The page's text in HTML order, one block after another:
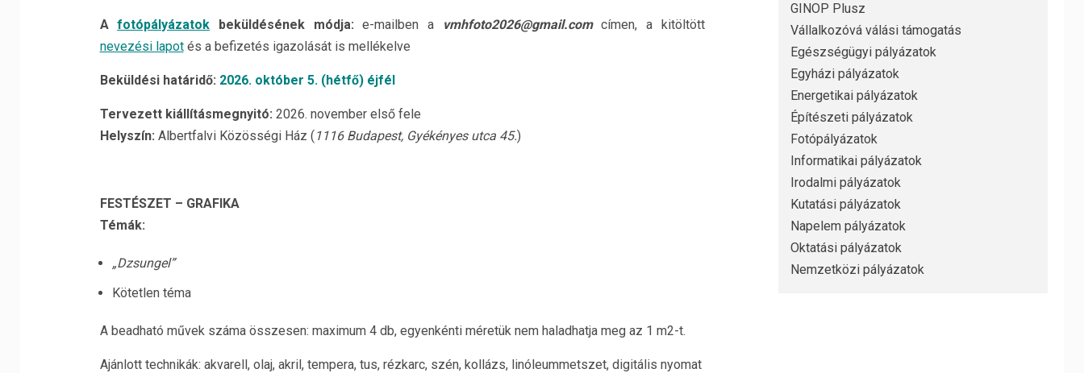
Afotópályázatok beküldésének módja: e-mailben a vmhfoto2026@gmail.comcímen, a kitöltött
nevezési lapotés a befizetés igazolását is mellékelve
Beküldési határidő: 2026. október 5. (hétfő) éjfél
Tervezett kiállításmegnyitó: 2026. november első fele
Helyszín: Albertfalvi Közösségi Ház (1116 Budapest, Gyékényes utca 45.)
FESTÉSZET – GRAFIKA
Témák:
„Dzsungel”
Kötetlen téma
A beadható művek száma összesen: maximum 4 db, egyenkénti méretük nem haladhatja meg az 1 m2-t.
Ajánlott technikák: akvarell, olaj, akril, tempera, tus, rézkarc, szén, kollázs, linóleummetszet, digitális nyomat
GINOP Plusz
Vállalkozóvá válási támogatás
Egészségügyi pályázatok
Egyházi pályázatok
Energetikai pályázatok
Építészeti pályázatok
Fotópályázatok
Informatikai pályázatok
Irodalmi pályázatok
Kutatási pályázatok
Napelem pályázatok
Oktatási pályázatok
Nemzetközi pályázatok